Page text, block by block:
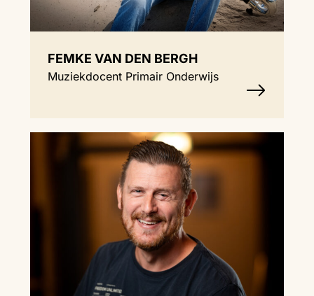
FEMKE VAN DEN BERGH
Muziekdocent Primair Onderwijs